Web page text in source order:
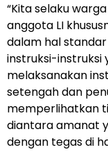
“Kita selaku
anggota LI
dalam hal
instruksi-instruksi
melaksanakan
setengah dan
memperlihatkan
diantara amanat
dengan tegas di